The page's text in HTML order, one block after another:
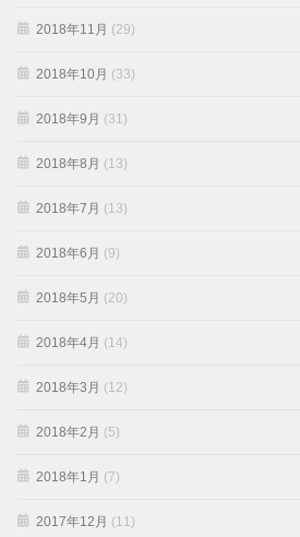
2018年11月 (29)
2018年10月 (33)
2018年9月 (31)
2018年8月 (13)
2018年7月 (13)
2018年6月 (9)
2018年5月 (20)
2018年4月 (14)
2018年3月 (12)
2018年2月 (5)
2018年1月 (7)
2017年12月 (11)